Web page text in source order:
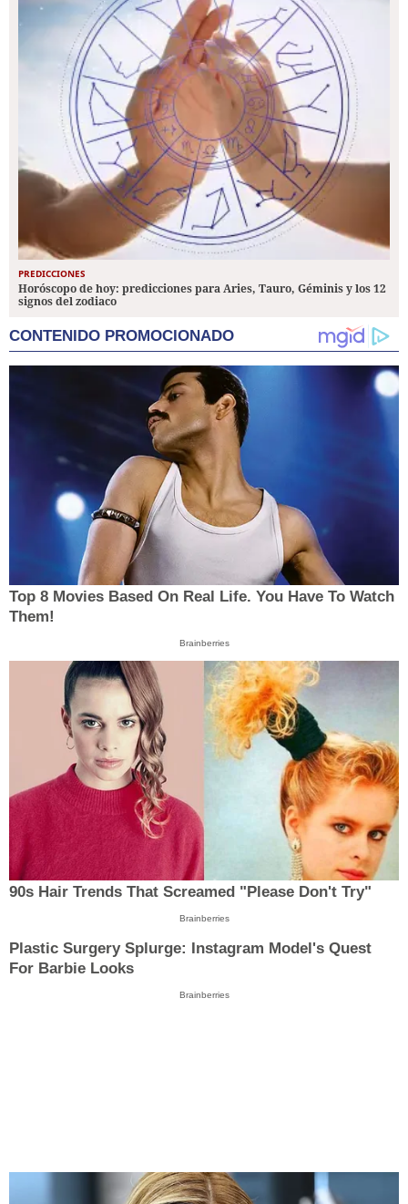
PREDICCIONES
Horóscopo de hoy: predicciones para Aries, Tauro, Géminis y los 12
signos del zodiaco
CONTENIDO PROMOCIONADO
Top 8 Movies Based On Real Life. You Have To Watch
Them!
Brainberries
90s Hair Trends That Screamed "Please Don't Try"
Brainberries
Plastic Surgery Splurge: Instagram Model's Quest
For Barbie Looks
Brainberries